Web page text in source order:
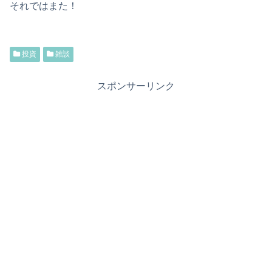
それではまた！
投資 雑談
スポンサーリンク